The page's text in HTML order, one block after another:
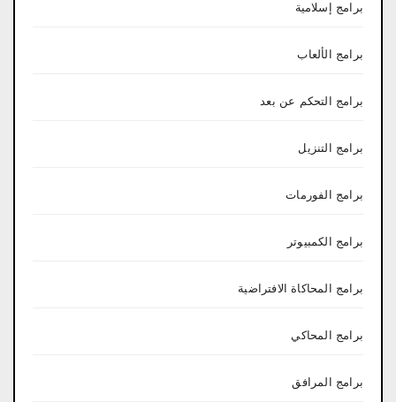
برامج إسلامية
برامج الألعاب
برامج التحكم عن بعد
برامج التنزيل
برامج الفورمات
برامج الكمبيوتر
برامج المحاكاة الافتراضية
برامج المحاكي
برامج المرافق